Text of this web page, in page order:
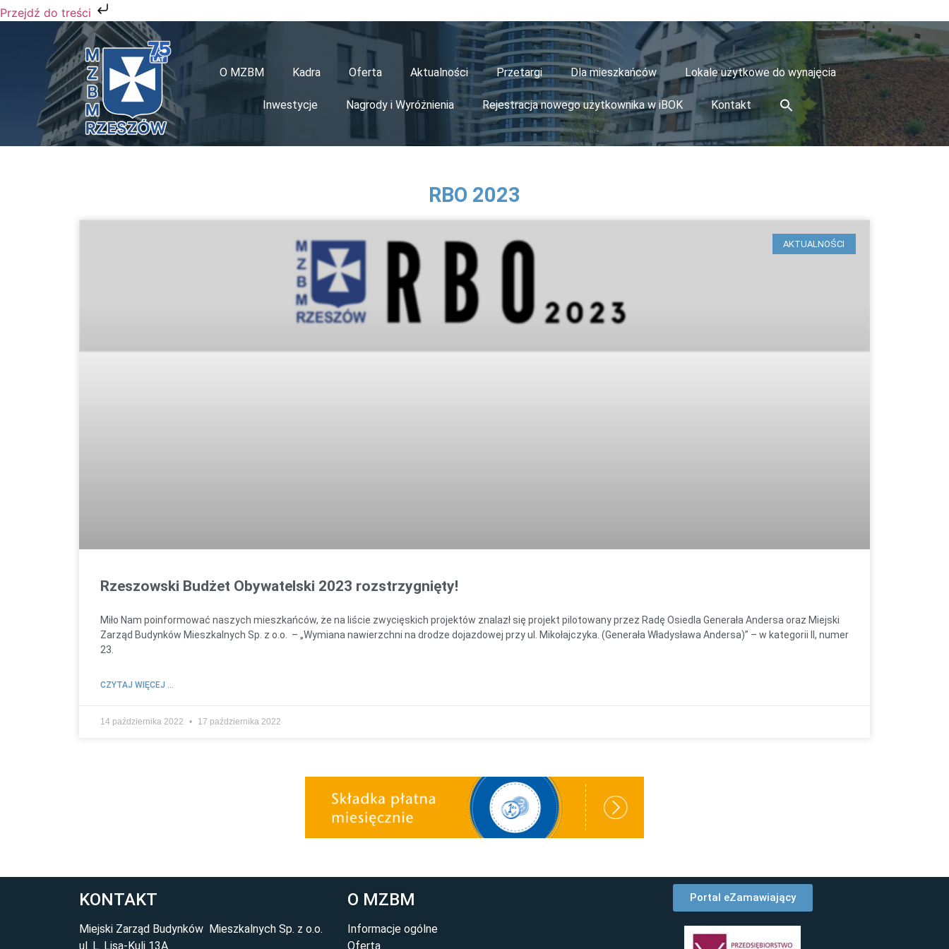
Przejdź do treści
O MZBM Kadra Oferta Aktualności Przetargi Dla mieszkańców Lokale użytkowe do wynajęcia
Inwestycje Nagrody i Wyróżnienia Rejestracja nowego użytkownika w iBOK Kontakt
RBO 2023
AKTUALNOŚCI
Rzeszowski Budżet Obywatelski 2023 rozstrzygnięty!
Miło Nam poinformować naszych mieszkańców, że na liście zwycięskich projektów znalazł się projekt pilotowany przez Radę Osiedla Generała Andersa oraz Miejski
Zarząd Budynków Mieszkalnych Sp. z o.o. – „Wymiana nawierzchni na drodze dojazdowej przy ul. Mikołajczyka. (Generała Władysława Andersa)” – w kategorii II, numer
23.
CZYTAJ WIĘCEJ ...
14 października 2022 17 października 2022
KONTAKT
Miejski Zarząd Budynków Mieszkalnych Sp. z o.o.
ul. L. Lisa-Kuli 13A
O MZBM
Informacje ogólne
Oferta
Portal eZamawiający